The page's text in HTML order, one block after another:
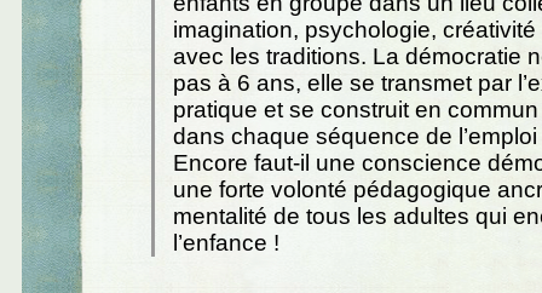
imagination, psychologie, créativité
avec les traditions. La démocratie
pas à 6 ans, elle se transmet par
pratique et se construit en
dans chaque séquence de
Encore faut-il une conscience
une forte volonté pédagogique
mentalité de tous les adultes qui
l’enfance !